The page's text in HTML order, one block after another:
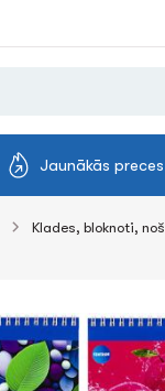
Jaunākās preces
Klades, bloknoti,